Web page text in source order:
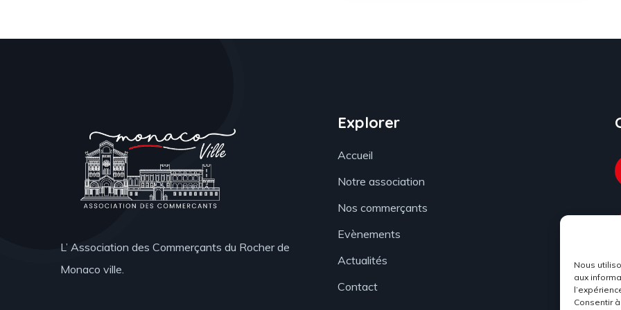
Nous
aux
Consentir
L’ Association des Commerçants du Rocher de
Monaco ville.
Explorer
Accueil
Notre association
Nos commerçants
Evènements
Actualités
Contact